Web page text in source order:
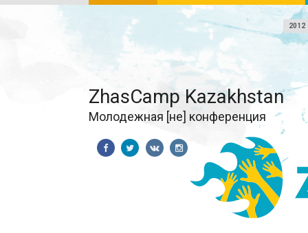
2012
ZhasCamp Kazakhstan
Молодежная [не] конференция